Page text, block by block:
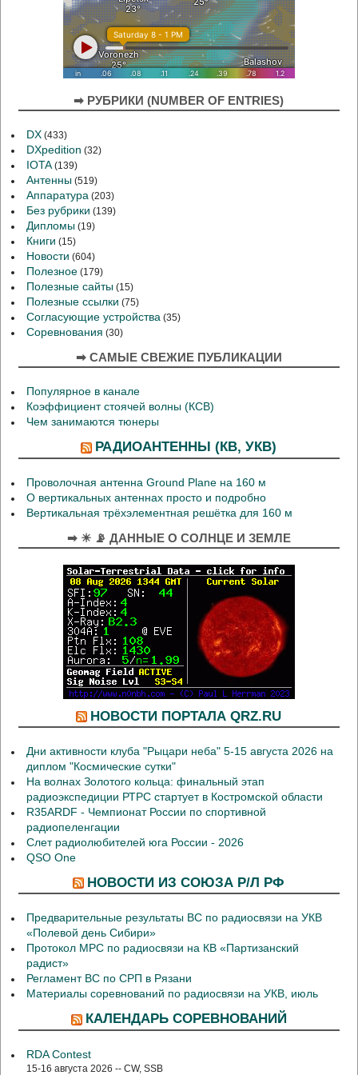
➡ РУБРИКИ (NUMBER OF ENTRIES)
DX (433)
DXpedition (32)
IOTA(139)
Антенны (519)
Аппаратура (203)
Без рубрики (139)
Дипломы (19)
Книги (15)
Новости (604)
Полезное (179)
Полезные сайты (15)
Полезные ссылки (75)
Согласующие устройства (35)
Соревнования (30)
➡ САМЫЕ СВЕЖИЕ ПУБЛИКАЦИИ
Популярное в канале
Коэффициент стоячей волны (КСВ)
Чем занимаются тюнеры
РАДИОАНТЕННЫ (КВ, УКВ)
Проволочная антенна Ground Plane на 160 м
О вертикальных антеннах просто и подробно
Вертикальная трёхэлементная решётка для 160 м
➡ ☀ 📡 ДАННЫЕ О СОЛНЦЕ И ЗЕМЛЕ
НОВОСТИ ПОРТАЛА QRZ.RU
Дни активности клуба "Рыцари неба" 5-15 августа 2026 на
диплом "Космические сутки"
На волнах Золотого кольца: финальный этап
радиоэкспедиции РТРС стартует в Костромской области
R35ARDF - Чемпионат России по спортивной
радиопеленгации
Слет радиолюбителей юга России - 2026
QSO One
НОВОСТИ ИЗ СОЮЗА Р/Л РФ
Предварительные результаты ВС по радиосвязи на УКВ
«Полевой день Сибири»
Протокол МРС по радиосвязи на КВ «Партизанский
радист»
Регламент ВС по СРП в Рязани
Материалы соревнований по радиосвязи на УКВ, июль
КАЛЕНДАРЬ СОРЕВНОВАНИЙ
RDA Contest
15-16 августа 2026 -- CW, SSB